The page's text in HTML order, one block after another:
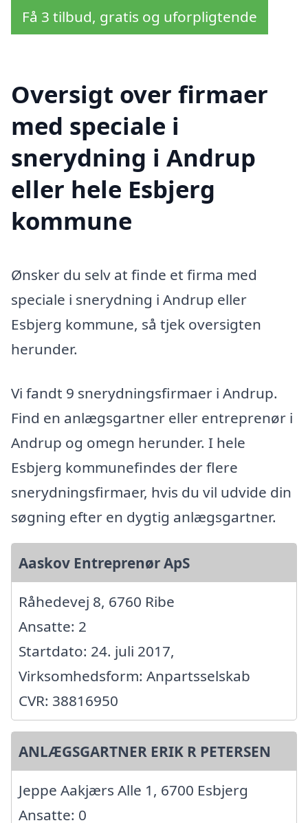
Få 3 tilbud, gratis og uforpligtende
Oversigt over firmaer
med speciale i
snerydning i Andrup
eller hele Esbjerg
kommune
Ønsker du selv at finde et firma med
speciale i snerydning i Andrup eller
Esbjerg kommune, så tjek oversigten
herunder.
Vi fandt 9 snerydningsfirmaer i Andrup.
Find en anlægsgartner eller entreprenør i
Andrup og omegn herunder. I hele
Esbjerg kommunefindes der flere
snerydningsfirmaer, hvis du vil udvide din
søgning efter en dygtig anlægsgartner.
Aaskov Entreprenør ApS
Råhedevej 8, 6760 Ribe
Ansatte: 2
Startdato: 24. juli 2017,
Virksomhedsform: Anpartsselskab
CVR: 38816950
ANLÆGSGARTNER ERIK R PETERSEN
Jeppe Aakjærs Alle 1, 6700 Esbjerg
Ansatte: 0